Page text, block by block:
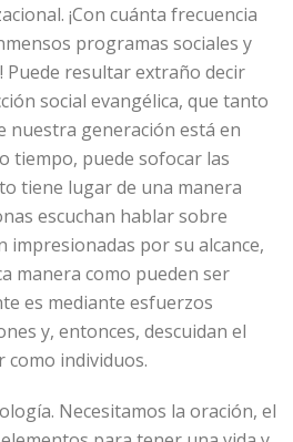
¡Con cuánta frecuencia
programas sociales y
Puede resultar extraño decir
social evangélica, que tanto
nuestra generación está en
tiempo, puede sofocar las
tiene lugar de una manera
escuchan hablar sobre
impresionadas por su alcance,
manera como pueden ser
es mediante esfuerzos
y, entonces, descuidan el
como individuos.
Necesitamos la oración, el